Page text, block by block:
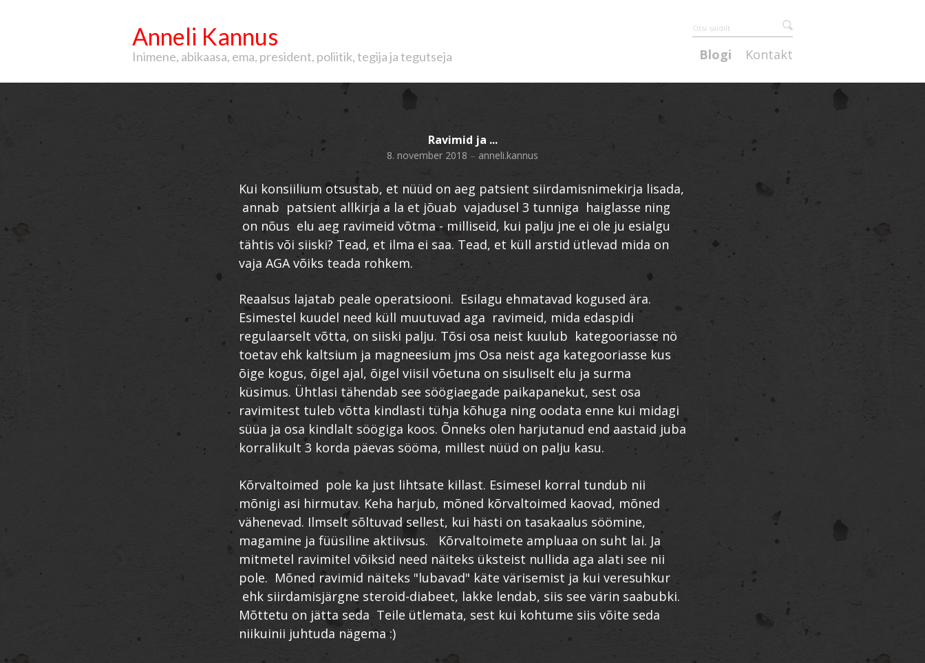
Anneli Kannus
Inimene, abikaasa, ema, president, poliitik, tegija ja tegutseja Blogi Kontakt
Ravimid ja ...
8. november 2018 – anneli.kannus
Kui konsiilium otsustab, et nüüd on aeg patsient siirdamisnimekirja lisada,
annab patsient allkirja a la et jõuab vajadusel 3 tunniga haiglasse ning
on nõus elu aeg ravimeid võtma - milliseid, kui palju jne ei ole ju esialgu
tähtis või siiski? Tead, et ilma ei saa. Tead, et küll arstid ütlevad mida on
vaja AGA võiks teada rohkem.
Reaalsus lajatab peale operatsiooni. Esilagu ehmatavad kogused ära.
Esimestel kuudel need küll muutuvad aga ravimeid, mida edaspidi
regulaarselt võtta, on siiski palju. Tõsi osa neist kuulub kategooriasse nö
toetav ehk kaltsium ja magneesium jms Osa neist aga kategooriasse kus
õige kogus, õigel ajal, õigel viisil võetuna on sisuliselt elu ja surma
küsimus. Ühtlasi tähendab see söögiaegade paikapanekut, sest osa
ravimitest tuleb võtta kindlasti tühja kõhuga ning oodata enne kui midagi
süüa ja osa kindlalt söögiga koos. Õnneks olen harjutanud end aastaid juba
korralikult 3 korda päevas sööma, millest nüüd on palju kasu.
Kõrvaltoimed pole ka just lihtsate killast. Esimesel korral tundub nii
mõnigi asi hirmutav. Keha harjub, mõned kõrvaltoimed kaovad, mõned
vähenevad. Ilmselt sõltuvad sellest, kui hästi on tasakaalus söömine,
magamine ja füüsiline aktiivsus. Kõrvaltoimete ampluaa on suht lai. Ja
mitmetel ravimitel võiksid need näiteks üksteist nullida aga alati see nii
pole. Mõned ravimid näiteks "lubavad" käte värisemist ja kui veresuhkur
ehk siirdamisjärgne steroid-diabeet, lakke lendab, siis see värin saabubki.
Mõttetu on jätta seda Teile ütlemata, sest kui kohtume siis võite seda
niikuinii juhtuda nägema :)